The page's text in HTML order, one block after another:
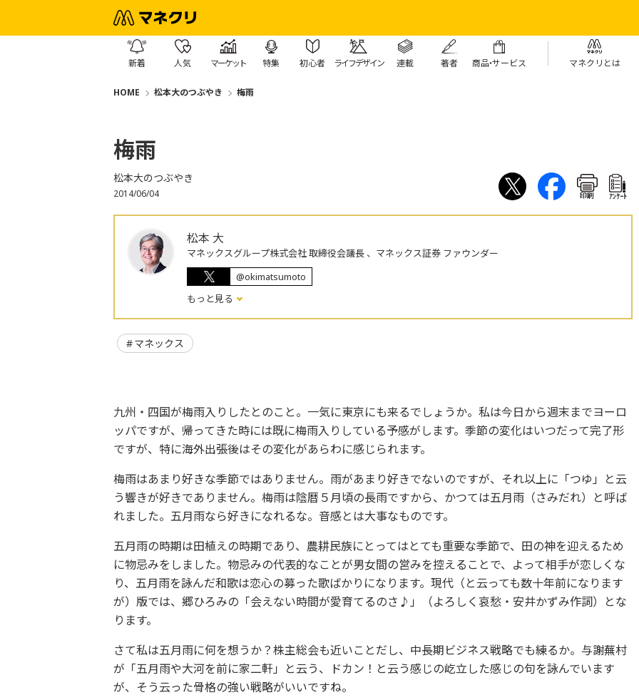
新着 人気 マーケット 特集 初心者 ライフデザイン 連載 著者 商品・サービス マネクリとは
HOME 松本大のつぶやき 梅雨
梅雨
松本大のつぶやき
2014/06/04 印刷 ｱﾝｹｰﾄ
松本 大
マネックスグループ株式会社 取締役会議長 、マネックス証券 ファウンダー
@okimatsumoto
もっと見る
マネックス
九州・四国が梅雨入りしたとのこと。一気に東京にも来るでしょうか。私は今日から週末までヨーロ
ッパですが、帰ってきた時には既に梅雨入りしている予感がします。季節の変化はいつだって完了形
ですが、特に海外出張後はその変化があらわに感じられます。
梅雨はあまり好きな季節ではありません。雨があまり好きでないのですが、それ以上に「つゆ」と云
う響きが好きでありません。梅雨は陰暦５月頃の長雨ですから、かつては五月雨（さみだれ）と呼ば
れました。五月雨なら好きになれるな。音感とは大事なものです。
五月雨の時期は田植えの時期であり、農耕民族にとってはとても重要な季節で、田の神を迎えるため
に物忌みをしました。物忌みの代表的なことが男女間の営みを控えることで、よって相手が恋しくな
り、五月雨を詠んだ和歌は恋心の募った歌ばかりになります。現代（と云っても数十年前になります
が）版では、郷ひろみの「会えない時間が愛育てるのさ♪」（よろしく哀愁・安井かずみ作詞）とな
ります。
さて私は五月雨に何を想うか？株主総会も近いことだし、中長期ビジネス戦略でも練るか。与謝蕪村
が「五月雨や大河を前に家二軒」と云う、ドカン！と云う感じの屹立した感じの句を詠んでいます
が、そう云った骨格の強い戦略がいいですね。